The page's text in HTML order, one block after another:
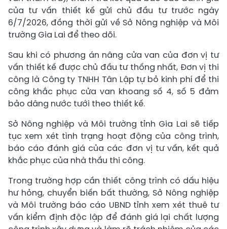
của tư vấn thiết kế gửi chủ đầu tư trước ngày
6/7/2026, đồng thời gửi về Sở Nông nghiệp và Môi
trường Gia Lai để theo dõi.
Sau khi có phương án nâng cửa van của đơn vị tư
vấn thiết kế được chủ đầu tư thống nhất, Đơn vị thi
công là Công ty TNHH Tân Lập tự bỏ kinh phí để thi
công khắc phục cửa van khoang số 4, số 5 đảm
bảo dâng nước tưới theo thiết kế.
Sở Nông nghiệp và Môi trường tỉnh Gia Lai sẽ tiếp
tục xem xét tình trạng hoạt động của công trình,
báo cáo đánh giá của các đơn vị tư vấn, kết quả
khắc phục của nhà thầu thi công.
Trong trường hợp cần thiết công trình có dấu hiệu
hư hỏng, chuyển biến bất thường, Sở Nông nghiệp
và Môi trường báo cáo UBND tỉnh xem xét thuê tư
vấn kiểm định độc lập để đánh giá lại chất lượng